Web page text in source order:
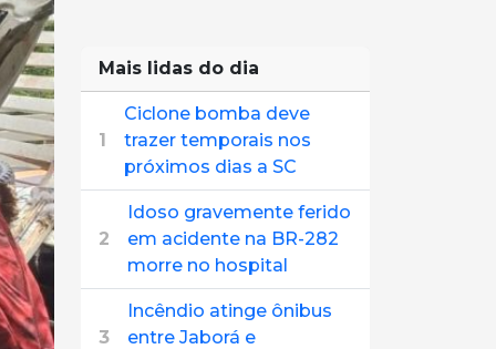
Mais lidas do dia
1
Ciclone bomba deve
trazer temporais nos
próximos dias a SC
2
Idoso gravemente ferido
em acidente na BR-282
morre no hospital
3
Incêndio atinge ônibus
entre Jaborá e